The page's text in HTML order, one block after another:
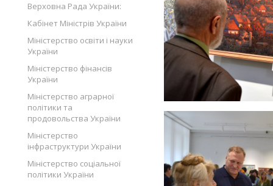
Верховна Рада України:
Кабінет Міністрів України
Міністерство освіти і науки
України
Міністерство фінансів
України
Міністерство аграрної
політики та
продовольства України
Міністерство
інфраструктури України
Міністерство соціальної
політики України